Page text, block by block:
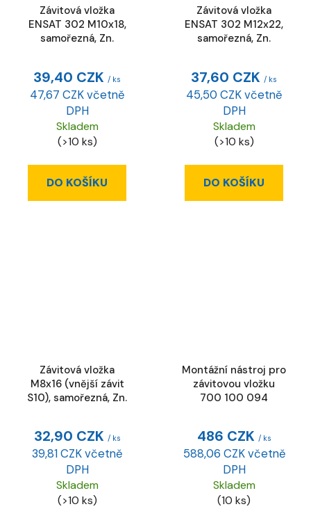
Závitová vložka
ENSAT 302 M10x18,
samořezná, Zn.
39,40 CZK / ks
47,67 CZK včetně
DPH
Skladem
(>10 ks)
DO KOŠÍKU
Závitová vložka
ENSAT 302 M12x22,
samořezná, Zn.
37,60 CZK / ks
45,50 CZK včetně
DPH
Skladem
(>10 ks)
DO KOŠÍKU
Závitová vložka
M8x16 (vnější závit
S10), samořezná, Zn.
32,90 CZK / ks
39,81 CZK včetně
DPH
Skladem
(>10 ks)
Montážní nástroj pro
závitovou vložku
700 100 094
486 CZK / ks
588,06 CZK včetně
DPH
Skladem
(10 ks)